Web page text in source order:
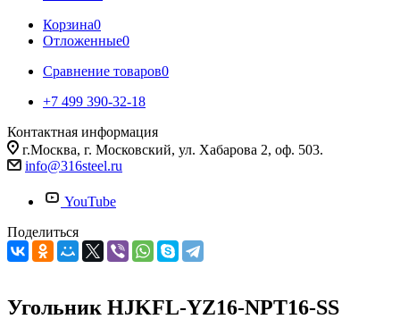
Корзина0
Отложенные0
Сравнение товаров0
+7 499 390-32-18
Контактная информация
г.Москва, г. Московский, ул. Хабарова 2, оф. 503.
info@316steel.ru
YouTube
Поделиться
Угольник HJKFL-YZ16-NPT16-SS